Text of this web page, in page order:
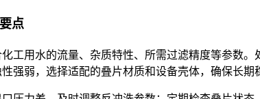
点
工用水的流量、杂质特性、所需过滤精度等参数
强弱，选择适配的叠片材质和设备壳体，确保长期